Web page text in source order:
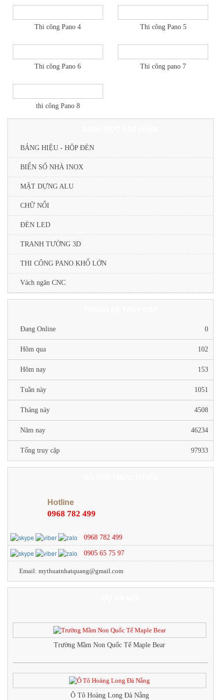
Thi công Pano 4 Thi công Pano 5
Thi công Pano 6 Thi công pano 7
thi công Pano 8
BẢNG HIỆU - HỘP ĐÈN
BIỂN SỐ NHÀ INOX
MẶT DỰNG ALU
CHỮ NỔI
ĐÈN LED
TRANH TƯỜNG 3D
THI CÔNG PANO KHỔ LỚN
Vách ngăn CNC
Đang Online 0
Hôm qua 102
Hôm nay 153
Tuần này 1051
Tháng này 4508
Năm nay 46234
Tổng truy cập 97933
Hotline
0968 782 499
0968 782 499
0905 65 75 97
Email: mythuatnhatquang@gmail.com
Trường Mầm Non Quốc Tế Maple Bear
Ô Tô Hoàng Long Đà Nẵng